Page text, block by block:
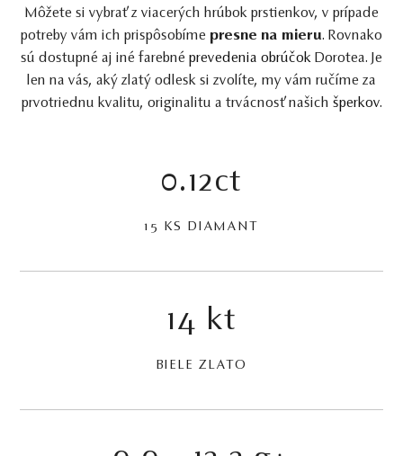
Môžete si vybrať z viacerých hrúbok prstienkov, v prípade
potreby vám ich prispôsobíme presne na mieru. Rovnako
sú dostupné aj iné farebné prevedenia obrúčok Dorotea. Je
len na vás, aký zlatý odlesk si zvolíte, my vám ručíme za
prvotriednu kvalitu, originalitu a trvácnosť našich šperkov.
0.12ct
15 KS DIAMANT
14 kt
BIELE ZLATO